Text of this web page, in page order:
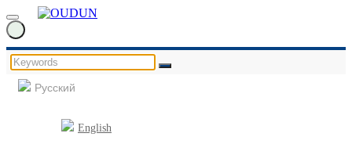
Русский
English